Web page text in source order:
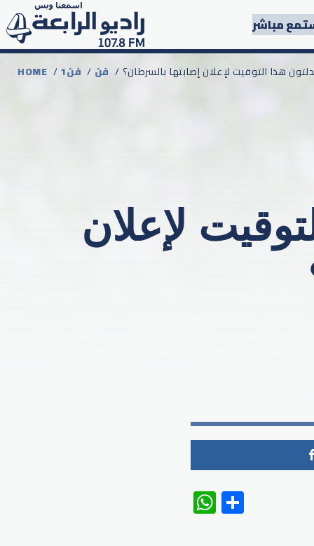
مباشر
HOME / 1فن / فن هذا التوقيت لإعلان إصابتها بالسرطان؟
لإعلان
WhatsApp